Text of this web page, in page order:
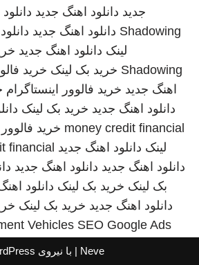
جدید دانلود اهنگ جدید
Shadowing دانلود اهنگ جدید
لینک دانلود اهنگ جدید
Shadowing خرید بک لینک خرید
اهنگ جدید خرید فالوور اینستاگرام
دانلود اهنگ جدید خرید بک لینک
money credit financial خرید
لینک دانلود اهنگ جدید financial
دانلود اهنگ جدید دانلود اهنگ جدید
بک لینک خرید بک لینک دانلود
دانلود اهنگ جدید خرید بک لینک
Vehicles SEO Google Ads
Neve | با نیروی